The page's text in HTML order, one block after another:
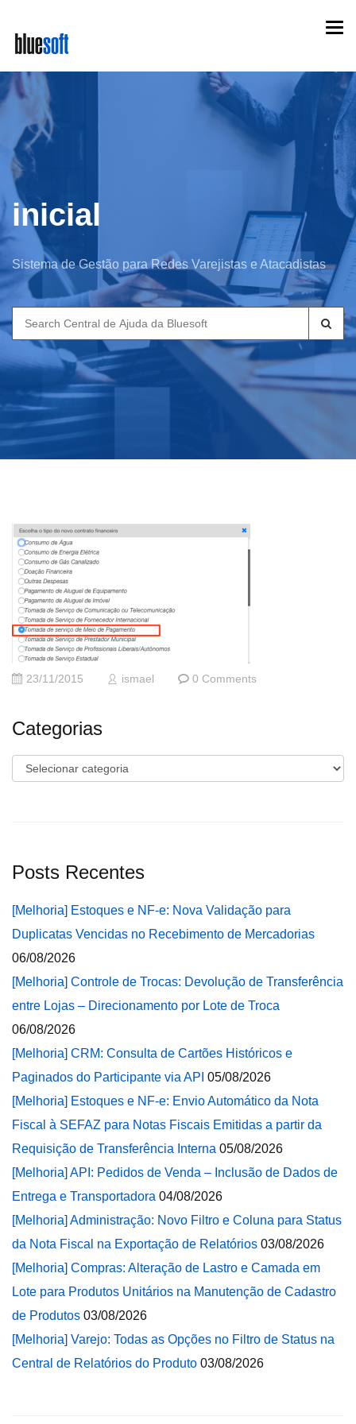
main
content
inicial
Sistema de Gestão para Redes Varejistas e Atacadistas
Search
for:
23/11/2015 ismael 0 Comments
Categorias
Categorias
Posts Recentes
[Melhoria] Estoques e NF-e: Nova Validação para
Duplicatas Vencidas no Recebimento de Mercadorias
06/08/2026
[Melhoria] Controle de Trocas: Devolução de Transferência
entre Lojas – Direcionamento por Lote de Troca
06/08/2026
[Melhoria] CRM: Consulta de Cartões Históricos e
Paginados do Participante via API 05/08/2026
[Melhoria] Estoques e NF-e: Envio Automático da Nota
Fiscal à SEFAZ para Notas Fiscais Emitidas a partir da
Requisição de Transferência Interna 05/08/2026
[Melhoria] API: Pedidos de Venda – Inclusão de Dados de
Entrega e Transportadora 04/08/2026
[Melhoria] Administração: Novo Filtro e Coluna para Status
da Nota Fiscal na Exportação de Relatórios 03/08/2026
[Melhoria] Compras: Alteração de Lastro e Camada em
Lote para Produtos Unitários na Manutenção de Cadastro
de Produtos 03/08/2026
[Melhoria] Varejo: Todas as Opções no Filtro de Status na
Central de Relatórios do Produto 03/08/2026